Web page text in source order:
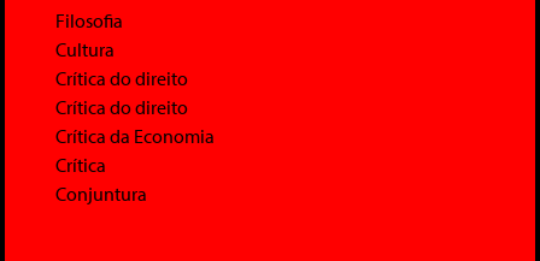
Filosofia
Cultura
Crítica do direito
Crítica do direito
Crítica da Economia
Crítica
Conjuntura